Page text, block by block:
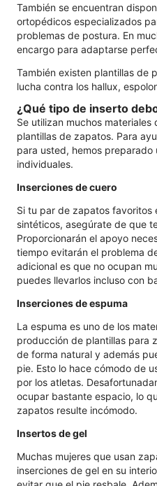
También se encuentran
ortopédicos especializados
problemas de postura. En
encargo para adaptarse
También existen plantillas de
lucha contra los hallux,
¿Qué tipo de inserto
Se utilizan muchos
plantillas de zapatos. Para
para usted, hemos
individuales.
Inserciones de cuero
Si tu par de zapatos favoritos
sintéticos, asegúrate de que
Proporcionarán el apoyo
tiempo evitarán el problema
adicional es que no ocupan
puedes llevarlos incluso con
Inserciones de espuma
La espuma es uno de los
producción de plantillas para
de forma natural y además
pie. Esto lo hace cómodo de
por los atletas.
ocupar bastante espacio, lo
zapatos resulte incómodo.
Insertos de gel
Muchas mujeres que usan
inserciones de gel en su